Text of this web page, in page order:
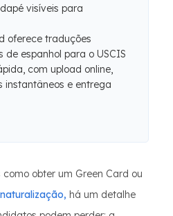
visíveis para
oferece traduções
de espanhol para o USCIS
com upload online,
instantâneos e entrega
obter um Green Card ou
naturalização, há um detalhe